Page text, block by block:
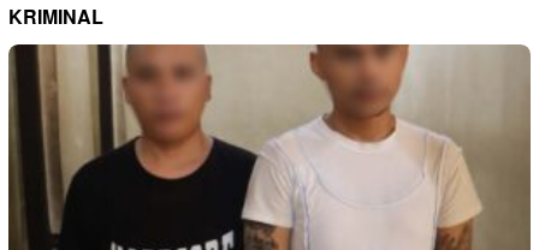
KRIMINAL